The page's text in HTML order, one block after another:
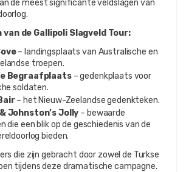
de meest significante veldslagen van
de Gallipoli Slagveld Tour:
– landingsplaats van Australische en
troepen.
Begraafplaats – gedenkplaats voor
soldaten.
– het Nieuw-Zeelandse gedenkteken.
Johnston’s Jolly – bewaarde
die een blik op de geschiedenis van de
bieden.
die zijn gebracht door zowel de Turkse
tijdens deze dramatische campagne.